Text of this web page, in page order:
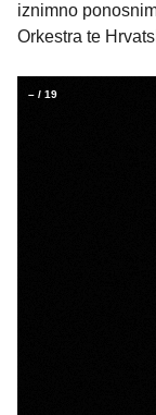
iznimno
Orkestra te
– / 19